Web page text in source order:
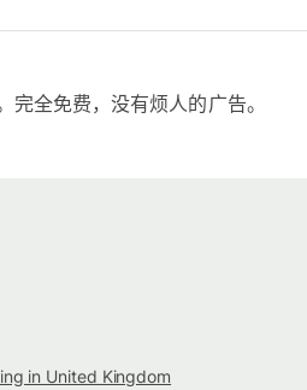
完全免费，没有烦人的广告。
in United Kingdom